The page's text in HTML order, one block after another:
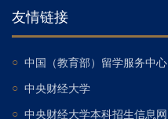
友情链接
○ 中国（教育部）留学服务中心
○ 中央财经大学
○ 中央财经大学本科招生信息网